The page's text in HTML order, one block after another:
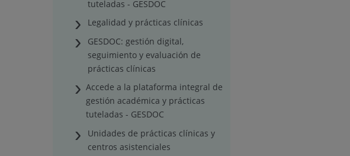
tuteladas - GESDOC
Legalidad y prácticas clínicas
GESDOC: gestión digital,
seguimiento y evaluación de
prácticas clínicas
Accede a la plataforma integral de
gestión académica y prácticas
tuteladas - GESDOC
Unidades de prácticas clínicas y
centros asistenciales